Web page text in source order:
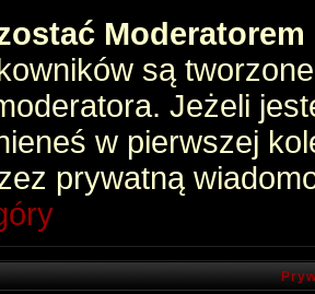
są
Jeżeli
w pierwszej
prywatną